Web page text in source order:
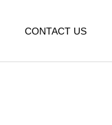
CONTACT US